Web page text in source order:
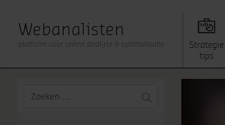
Webanalisten
platform voor online analyse & optimalisatie
Strategie
tips